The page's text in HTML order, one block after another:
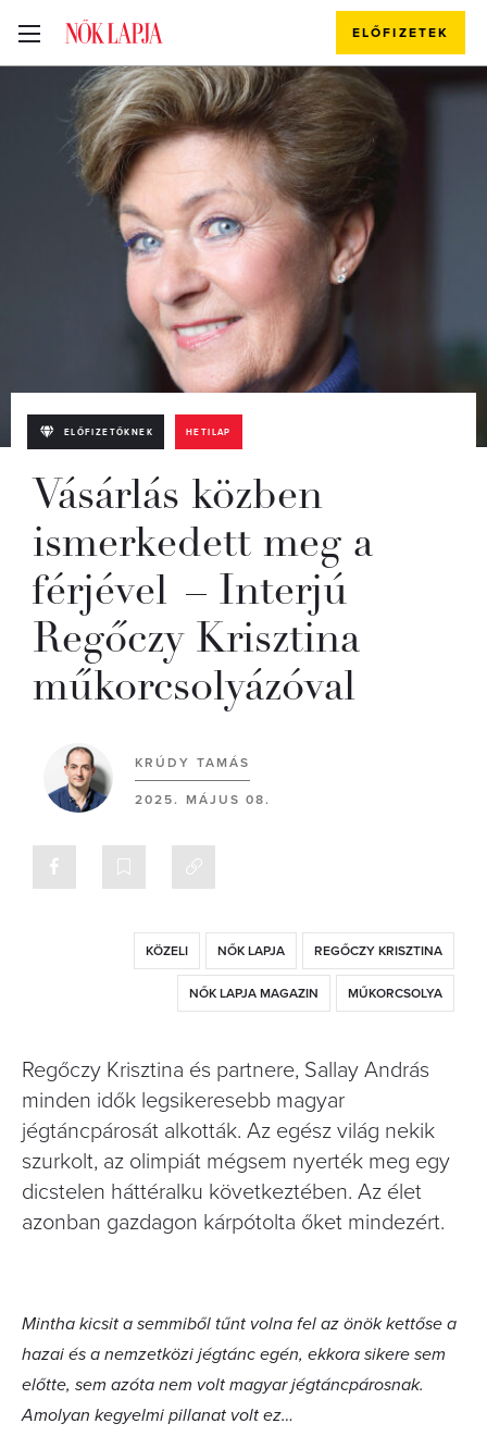
ELŐFIZETEK
ELŐFIZETŐKNEK HETILAP
Vásárlás közben
ismerkedett meg a
férjével – Interjú
Regőczy Krisztina
műkorcsolyázóval
KRÚDY TAMÁS
2025. MÁJUS 08.
KÖZELI NŐK LAPJA REGŐCZY KRISZTINA
NŐK LAPJA MAGAZIN MŰKORCSOLYA
Regőczy Krisztina és partnere, Sallay András
minden idők legsikeresebb magyar
jégtáncpárosát alkották. Az egész világ nekik
szurkolt, az olimpiát mégsem nyerték meg egy
dicstelen háttéralku következtében. Az élet
azonban gazdagon kárpótolta őket mindezért.
Mintha kicsit a semmiből tűnt volna fel az önök kettőse a
hazai és a nemzetközi jégtánc egén, ekkora sikere sem
előtte, sem azóta nem volt magyar jégtáncpárosnak.
Amolyan kegyelmi pillanat volt ez…